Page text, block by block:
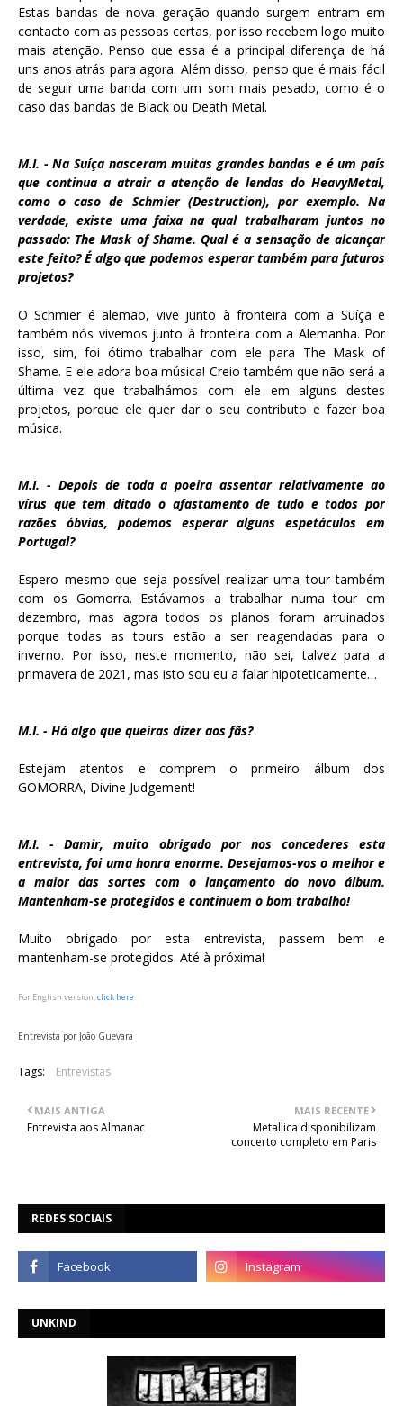
Estas bandas de nova geração quando surgem entram em
contacto com as pessoas certas, por isso recebem logo muito
mais atenção. Penso que essa é a principal diferença de há
uns anos atrás para agora. Além disso, penso que é mais fácil
de seguir uma banda com um som mais pesado, como é o
caso das bandas de Black ou Death Metal.
M.I. - Na Suíça nasceram muitas grandes bandas e é um país
que continua a atrair a atenção de lendas do HeavyMetal,
como o caso de Schmier (Destruction), por exemplo. Na
verdade, existe uma faixa na qual trabalharam juntos no
passado: The Mask of Shame. Qual é a sensação de alcançar
este feito? É algo que podemos esperar também para futuros
projetos?
O Schmier é alemão, vive junto à fronteira com a Suíça e
também nós vivemos junto à fronteira com a Alemanha. Por
isso, sim, foi ótimo trabalhar com ele para The Mask of
Shame. E ele adora boa música! Creio também que não será a
última vez que trabalhámos com ele em alguns destes
projetos, porque ele quer dar o seu contributo e fazer boa
música.
M.I. - Depois de toda a poeira assentar relativamente ao
vírus que tem ditado o afastamento de tudo e todos por
razões óbvias, podemos esperar alguns espetáculos em
Portugal?
Espero mesmo que seja possível realizar uma tour também
com os Gomorra. Estávamos a trabalhar numa tour em
dezembro, mas agora todos os planos foram arruinados
porque todas as tours estão a ser reagendadas para o
inverno. Por isso, neste momento, não sei, talvez para a
primavera de 2021, mas isto sou eu a falar hipoteticamente…
M.I. - Há algo que queiras dizer aos fãs?
Estejam atentos e comprem o primeiro álbum dos
GOMORRA, Divine Judgement!
M.I. - Damir, muito obrigado por nos concederes esta
entrevista, foi uma honra enorme. Desejamos-vos o melhor e
a maior das sortes com o lançamento do novo álbum.
Mantenham-se protegidos e continuem o bom trabalho!
Muito obrigado por esta entrevista, passem bem e
mantenham-se protegidos. Até à próxima!
For English version,click here
Entrevista por João Guevara
Tags: Entrevistas
MAIS RECENTE
Metallica disponibilizam
concerto completo em Paris
MAIS ANTIGA
Entrevista aos Almanac
REDES SOCIAIS
UNKIND